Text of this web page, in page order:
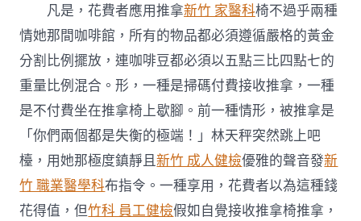
凡是，花費者應用推拿新竹 家醫科椅不過乎兩種
情她那間咖啡館，所有的物品都必須遵循嚴格的黃金
分割比例擺放，連咖啡豆都必須以五點三比四點七的
重量比例混合。形，一種是掃碼付費接收推拿，一種
是不付費坐在推拿椅上歇腳。前一種情形，被推拿是
「你們兩個都是失衡的極端！」林天秤突然跳上吧
檯，用她那極度鎮靜且新竹 成人健檢優雅的聲音發新
竹 職業醫學科布指令。一種享用，花費者以為這種錢
花得值，但竹科 員工健檢假如自覺接收推拿椅推拿，